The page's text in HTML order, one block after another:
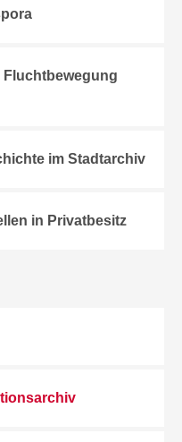
Fluchtbewegung
im Stadtarchiv
in Privatbesitz